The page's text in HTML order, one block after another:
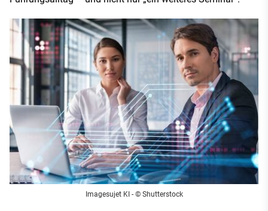
Imagesujet KI - © Shutterstock